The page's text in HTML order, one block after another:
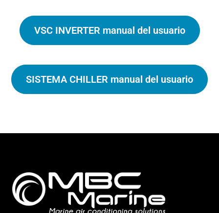
VSC INVERTER manual del usuario
SISTEMA CHILLER manual del usuario